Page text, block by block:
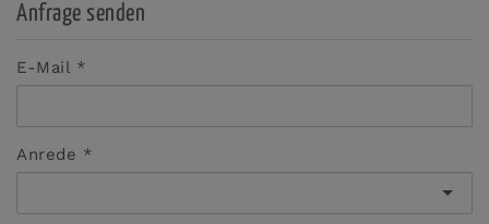
Anfrage senden
E-Mail
Anrede